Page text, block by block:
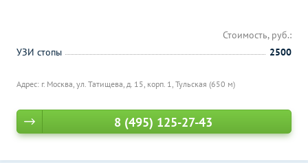
Адрес: г. Москва, ул. Татищева, д. 15, корп. 1, Тульская (650 м)
Стоимость, руб.:
УЗИ стопы
2500
8 (495) 125-27-43